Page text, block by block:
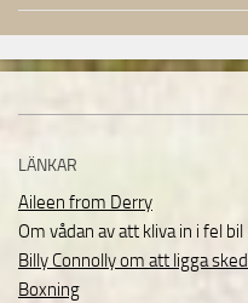
LÄNKAR
Aileen from Derry
Om vådan av att kliva in i fel bil
Billy Connolly om att ligga sked
Boxning